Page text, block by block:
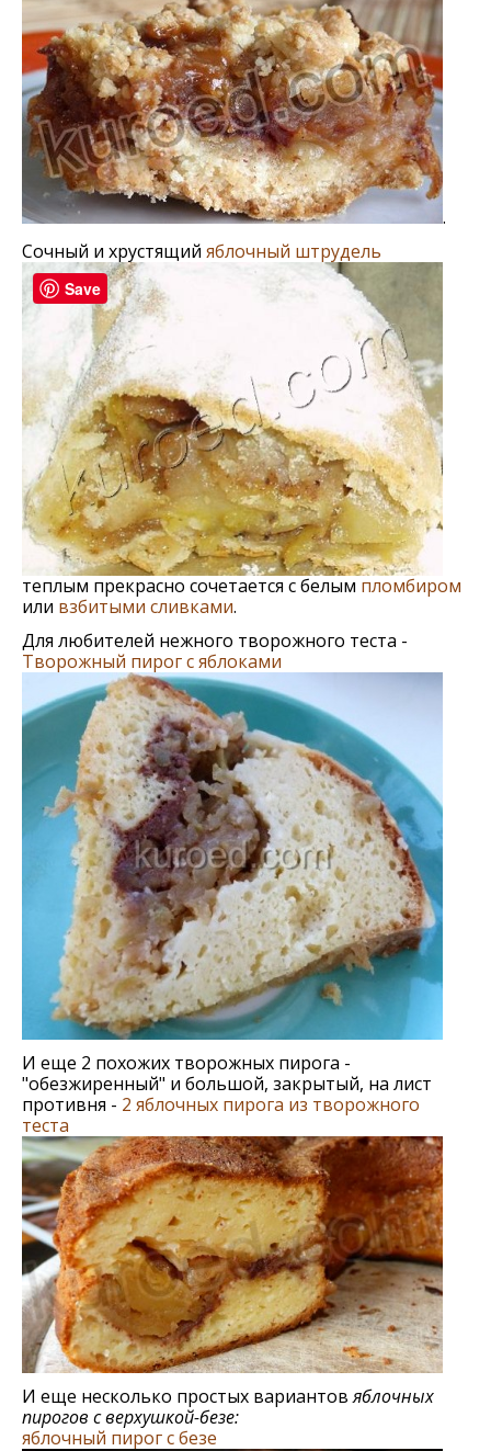
.
Сочный и хрустящий яблочный штрудель
теплым прекрасно сочетается с белым пломбиром
или взбитыми сливками.
Для любителей нежного творожного теста -
Творожный пирог с яблоками
И еще 2 похожих творожных пирога -
"обезжиренный" и большой, закрытый, на лист
противня - 2 яблочных пирога из творожного
теста
И еще несколько простых вариантовяблочных
пирогов с верхушкой-безе:
яблочный пирог c безе
Save